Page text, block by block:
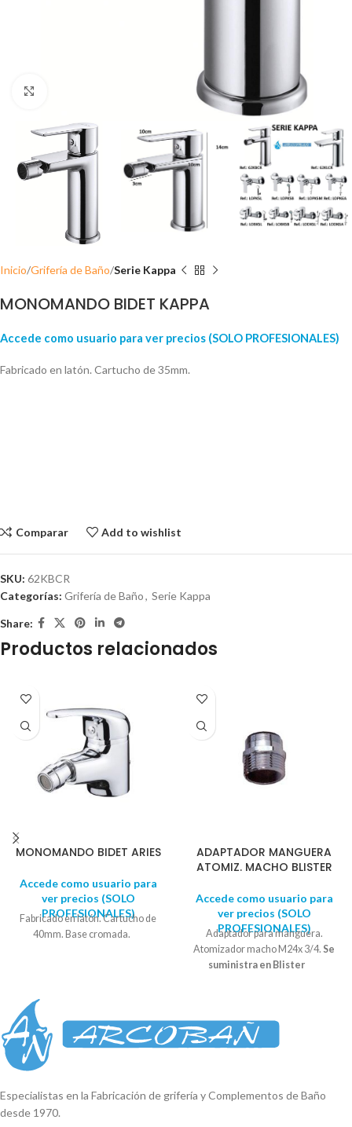
Inicio Grifería de Baño Serie Kappa
MONOMANDO BIDET KAPPA
Accede como usuario para ver precios (SOLO PROFESIONALES)
Fabricado en latón. Cartucho de 35mm.
Comparar Add to wishlist
SKU: 62KBCR
Categorías: Grifería de Baño, Serie Kappa
Share:
Productos relacionados
MONOMANDO BIDET ARIES
Accede como usuario para
ver precios (SOLO
PROFESIONALES)
Fabricado en latón. Cartucho de
40mm. Base cromada.
ADAPTADOR MANGUERA
ATOMIZ. MACHO BLISTER
Accede como usuario para
ver precios (SOLO
PROFESIONALES)
Adaptador para manguera.
Atomizador macho M24x 3/4. Se
suministra en Blister
Especialistas en la Fabricación de grifería y Complementos de Baño
desde 1970.